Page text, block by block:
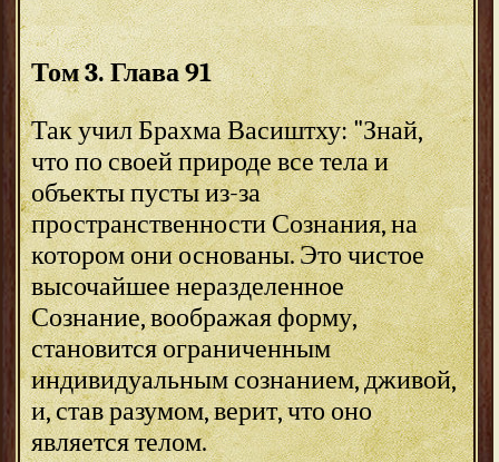
Том 3. Глава 91
Так учил Брахма Васиштху: "Знай,
что по своей природе все тела и
объекты пусты из-за
пространственности Сознания, на
котором они основаны. Это чистое
высочайшее неразделенное
Сознание, воображая форму,
становится ограниченным
индивидуальным сознанием, дживой,
и, став разумом, верит, что оно
является телом.